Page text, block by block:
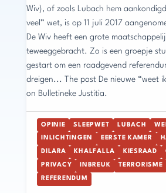
Wiv), of zoals Lubach hem
veel” wet, is op 11 juli 2017
De Wiv heeft een grote
teweeggebracht. Zo is een groepje
gestart om een raadgevend
dreigen... The post De nieuwe “weet
on Bulletineke Justitia.
OPINIE SLEEPWET LUBACH
INLICHTINGEN EERSTE KAMER
DILARA KHALFALLA KIESRAAD
PRIVACY INBREUK TERRORISME
REFERENDUM